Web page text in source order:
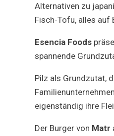
Alternativen zu
Fisch-Tofu, alles auf
Esencia Foods
spannende
Pilz als Grundzutat,
Familienunternehmen
eigenständig ihre
Der Burger von Matr